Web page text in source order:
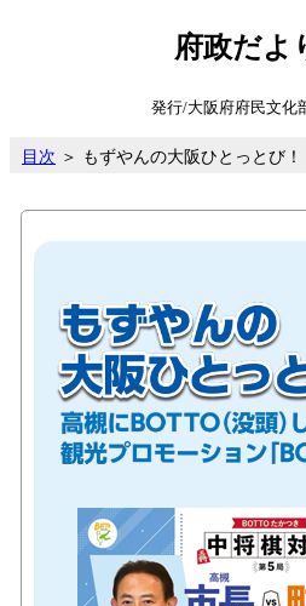
府政だよ
発行/大阪府府民文化
目次 ＞ もずやんの大阪ひとっとび！